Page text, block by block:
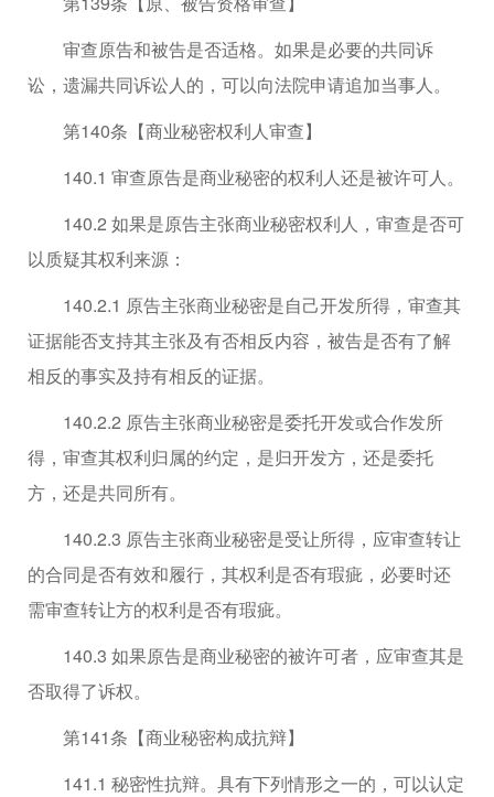
审查原告和被告是否适格。如果是必要的共同诉
讼，遗漏共同诉讼人的，可以向法院申请追加当事人。
第140条【商业秘密权利人审查】
140.1 审查原告是商业秘密的权利人还是被许可人。
140.2 如果是原告主张商业秘密权利人，审查是否可
以质疑其权利来源：
140.2.1 原告主张商业秘密是自己开发所得，审查其
证据能否支持其主张及有否相反内容，被告是否有了解
相反的事实及持有相反的证据。
140.2.2 原告主张商业秘密是委托开发或合作发所
得，审查其权利归属的约定，是归开发方，还是委托
方，还是共同所有。
140.2.3 原告主张商业秘密是受让所得，应审查转让
的合同是否有效和履行，其权利是否有瑕疵，必要时还
需审查转让方的权利是否有瑕疵。
140.3 如果原告是商业秘密的被许可者，应审查其是
否取得了诉权。
第141条【商业秘密构成抗辩】
141.1 秘密性抗辩。具有下列情形之一的，可以认定